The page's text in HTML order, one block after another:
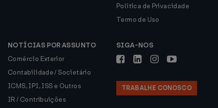
Política de Privacidade
Termo de Uso
NOTÍCIAS POR ASSUNTO
Comércio Exterior
Contabilidade / Societário
ICMS, IPI, ISS e Outros
IR / Contribuições
SIGA-NOS
TRABALHE CONOSCO